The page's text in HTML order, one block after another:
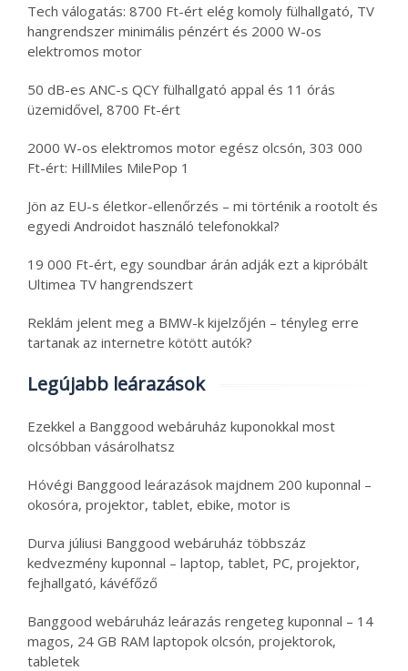
Tech válogatás: 8700 Ft-ért elég komoly fülhallgató, TV
hangrendszer minimális pénzért és 2000 W-os
elektromos motor
50 dB-es ANC-s QCY fülhallgató appal és 11 órás
üzemidővel, 8700 Ft-ért
2000 W-os elektromos motor egész olcsón, 303 000
Ft-ért: HillMiles MilePop 1
Jön az EU-s életkor-ellenőrzés – mi történik a rootolt és
egyedi Androidot használó telefonokkal?
19 000 Ft-ért, egy soundbar árán adják ezt a kipróbált
Ultimea TV hangrendszert
Reklám jelent meg a BMW-k kijelzőjén – tényleg erre
tartanak az internetre kötött autók?
Legújabb leárazások
Ezekkel a Banggood webáruház kuponokkal most
olcsóbban vásárolhatsz
Hóvégi Banggood leárazások majdnem 200 kuponnal –
okosóra, projektor, tablet, ebike, motor is
Durva júliusi Banggood webáruház többszáz
kedvezmény kuponnal – laptop, tablet, PC, projektor,
fejhallgató, kávéfőző
Banggood webáruház leárazás rengeteg kuponnal – 14
magos, 24 GB RAM laptopok olcsón, projektorok,
tabletek